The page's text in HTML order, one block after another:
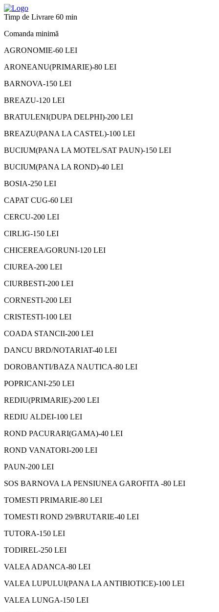
Timp de Livrare 60 min
Comanda minimă
AGRONOMIE-60 LEI
ARONEANU(PRIMARIE)-80 LEI
BARNOVA-150 LEI
BREAZU-120 LEI
BRATULENI(DUPA DELPHI)-200 LEI
BREAZU(PANA LA CASTEL)-100 LEI
BUCIUM(PANA LA MOTEL/SAT PAUN)-150 LEI
BUCIUM(PANA LA ROND)-40 LEI
BOSIA-250 LEI
CAPAT CUG-60 LEI
CERCU-200 LEI
CIRLIG-150 LEI
CHICEREA/GORUNI-120 LEI
CIUREA-200 LEI
CIURBESTI-200 LEI
CORNESTI-200 LEI
CRISTESTI-100 LEI
COADA STANCII-200 LEI
DANCU BRD/NOTARIAT-40 LEI
DOROBANTI/BAZA NAUTICA-80 LEI
POPRICANI-250 LEI
REDIU(PRIMARIE)-200 LEI
REDIU ALDEI-100 LEI
ROND PACURARI(GAMA)-40 LEI
ROND VANATORI-200 LEI
PAUN-200 LEI
SOS BARNOVA LA PENSIUNEA GAROFITA -80 LEI
TOMESTI PRIMARIE-80 LEI
TOMESTI ROND 29/BRUTARIE-40 LEI
TUTORA-150 LEI
TODIREL-250 LEI
VALEA ADANCA-80 LEI
VALEA LUPULUI(PANA LA ANTIBIOTICE)-100 LEI
VALEA LUNGA-150 LEI